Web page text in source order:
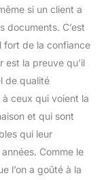
si un client a
documents. C’est
fort de la confiance
est la preuve qu’il
de qualité
à ceux qui voient la
et qui sont
qui leur
Comme le
l’on a goûté à la